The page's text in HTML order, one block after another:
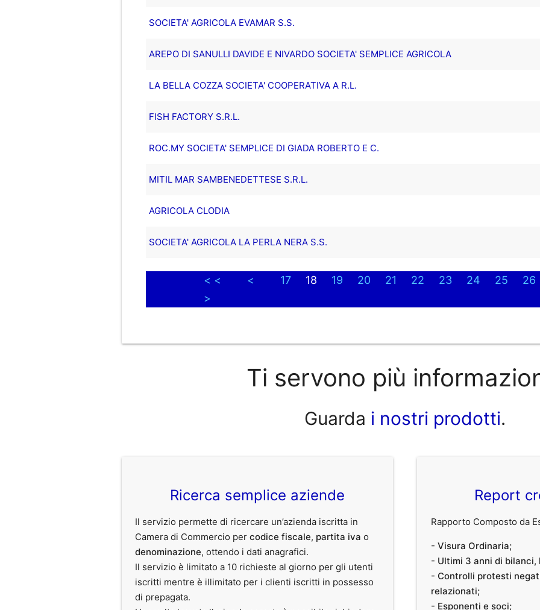
SOCIETA' AGRICOLA EVAMAR S.S.
AREPO DI SANULLI DAVIDE E NIVARDO SOCIETA' SEMPLICE AGRICOLA
LA BELLA COZZA SOCIETA' COOPERATIVA A R.L.
FISH FACTORY S.R.L.
ROC.MY SOCIETA' SEMPLICE DI GIADA ROBERTO E C.
MITIL MAR SAMBENEDETTESE S.R.L.
AGRICOLA CLODIA
SOCIETA' AGRICOLA LA PERLA NERA S.S.
< < < 17 18 19 20 21 22 23 24 25 26
>
Ti servono più
Guarda i nostri prodotti.
Ricerca semplice aziende
Il servizio permette di ricercare un’azienda iscritta in
Camera di Commercio percodice fiscale, partita iva o
denominazione, ottendo i dati anagrafici.
Il servizio è limitato a 10 richieste al giorno per gli utenti
iscritti mentre è illimitato per i clienti iscritti in possesso
di prepagata.
Report
Rapporto Composto da
- Visura Ordinaria;
- Ultimi 3 anni di bilanci,
- Controlli protesti
relazionati;
- Esponenti e soci;